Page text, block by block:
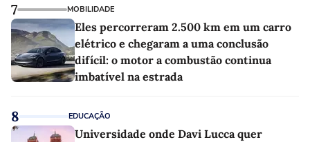
7 MOBILIDADE
Eles percorreram 2.500 km em um carro
elétrico e chegaram a uma conclusão
difícil: o motor a combustão continua
imbatível na estrada
8 EDUCAÇÃO
Universidade onde Davi Lucca quer